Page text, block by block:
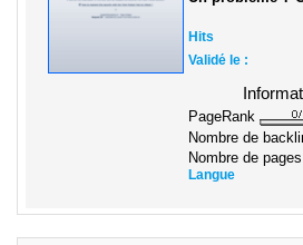
Hits
Validé le :
PageRank
Nombre de
Nombre de
Langue